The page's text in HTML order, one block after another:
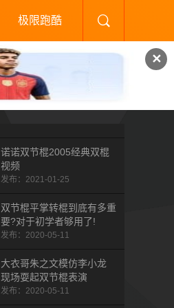
✕
极限跑酷
诺诺双节棍2005经典双棍
视频
发布：2021-01-25
双节棍平掌转棍到底有多重
要?对于初学者够用了!
发布：2020-05-11
大衣哥朱之文模仿李小龙
现场耍起双节棍表演
发布：2020-05-11